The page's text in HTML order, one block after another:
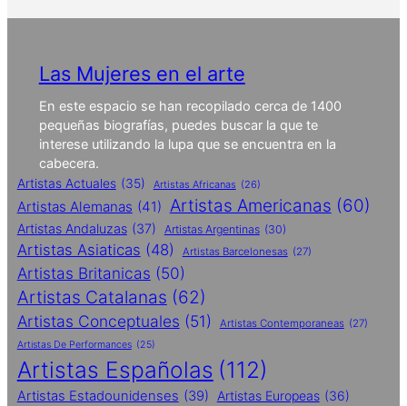
Las Mujeres en el arte
En este espacio se han recopilado cerca de 1400
pequeñas biografías, puedes buscar la que te
interese utilizando la lupa que se encuentra en la
cabecera.
Artistas Actuales (35) Artistas Africanas (26)
Artistas Alemanas (41) Artistas Americanas (60)
Artistas Andaluzas (37) Artistas Argentinas (30)
Artistas Asiaticas (48) Artistas Barcelonesas (27)
Artistas Britanicas (50)
Artistas Catalanas (62)
Artistas Conceptuales (51) Artistas Contemporaneas (27)
Artistas De Performances (25)
Artistas Españolas (112)
Artistas Estadounidenses (39) Artistas Europeas (36)